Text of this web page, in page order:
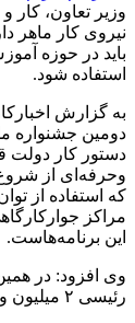
وزیر تعاون، کار
نیروی کار ماهر
باید در حوزه
استفاده شود.
به گزارش
دومین جشنواره
دستور کار دولت
وحرفه‌ای از
که استفاده از
مراکز
این برنامه‌هاست.
وی افزود: در
رئیسی ۲ میلیون و ۴۰۰ هزار نفر آموزش مهارتی دیده اند.